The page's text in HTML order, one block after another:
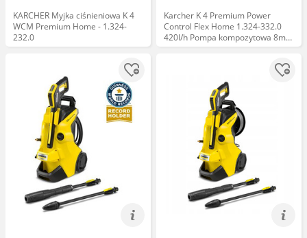
KARCHER Myjka ciśnieniowa K 4
WCM Premium Home - 1.324-
232.0
Karcher K 4 Premium Power
Control Flex Home 1.324-332.0
420l/h Pompa kompozytowa 8m
Myjka ciśnieniowa